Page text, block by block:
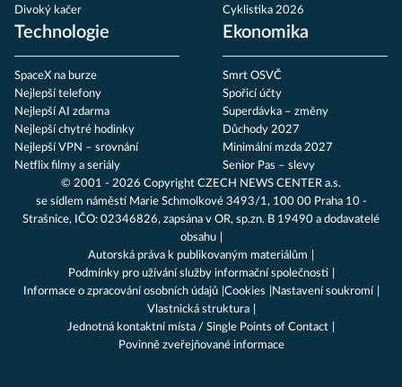
Divoký kačer
Cyklistika 2026
Technologie
SpaceX na burze
Nejlepší telefony
Nejlepší AI zdarma
Nejlepší chytré hodinky
Nejlepší VPN – srovnání
Netflix filmy a seriály
Ekonomika
Smrt OSVČ
Spořicí účty
Superdávka – změny
Důchody 2027
Minimální mzda 2027
Senior Pas – slevy
© 2001 - 2026 Copyright CZECH NEWS CENTER a.s.
se sídlem náměstí Marie Schmolkové 3493/1, 100 00 Praha 10 -
Strašnice, IČO: 02346826, zapsána v OR, sp.zn. B 19490 a dodavatelé
obsahu
Autorská práva k publikovaným materiálům
Podmínky pro užívání služby informační společnosti
Informace o zpracování osobních údajů Cookies
Nastavení soukromí
Vlastnická struktura
Jednotná kontaktní místa / Single Points of Contact
Povinně zveřejňované informace